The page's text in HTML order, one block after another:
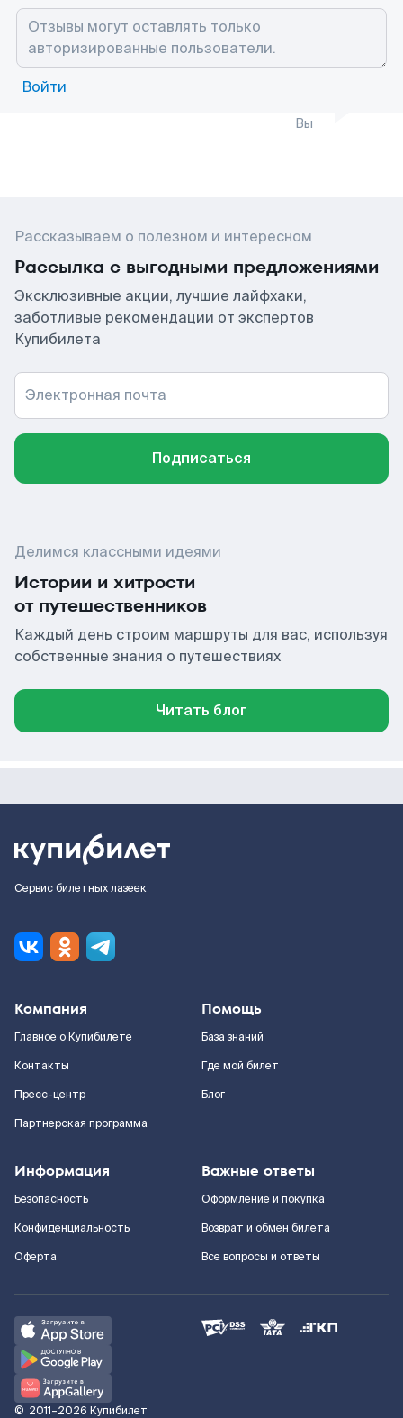
Войти
Вы
Рассказываем о полезном и интересном
Рассылка с выгодными предложениями
Эксклюзивные акции, лучшие лайфхаки,
заботливые рекомендации от экспертов
Купибилета
Электронная почта
Подписаться
Делимся классными идеями
Истории и хитрости
от путешественников
Каждый день строим маршруты для вас, используя
собственные знания о путешествиях
Читать блог
Сервис билетных лазеек
Компания
Главное о Купибилете
Контакты
Пресс-центр
Партнерская программа
Помощь
База знаний
Где мой билет
Блог
Информация
Безопасность
Конфиденциальность
Оферта
Важные ответы
Оформление и покупка
Возврат и обмен билета
Все вопросы и ответы
© 2011–2026 Купибилет